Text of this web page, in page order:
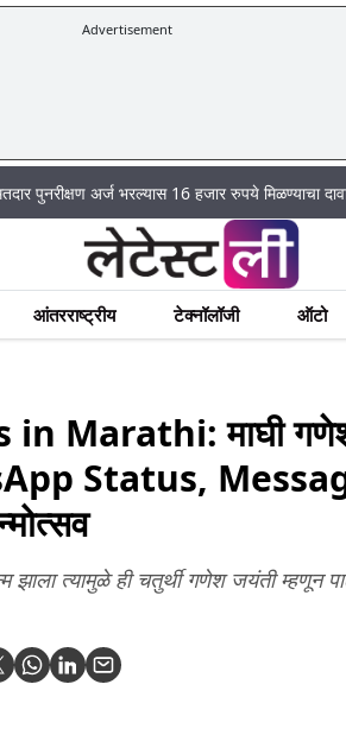
Advertisement
भरल्यास 16 हजार रुपये मिळण्याचा दावा पूर्णपणे खोटा
आंतरराष्ट्रीय टेक्नॉलॉजी ऑटो
Marathi: माघी
Status,
झाला त्यामुळे ही चतुर्थी गणेश जयंती म्हणून